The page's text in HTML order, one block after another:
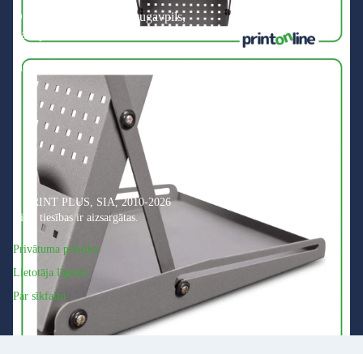
Dzelzceļu iela 22/24, Daugavpils,
Latvija, LV-5401
info@printonline.lv
© PRINT PLUS, SIA, 2010-2026
Visas tiesības ir aizsargātas.
Privātuma politika
Lietotāja līgums
Par sīkfailu